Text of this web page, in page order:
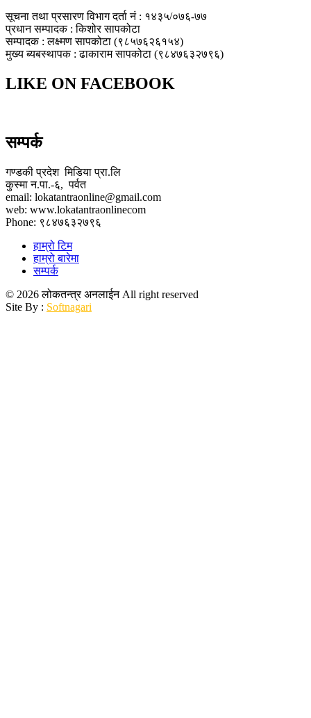
सूचना तथा प्रसारण विभाग दर्ता नं : १४३५/०७६-७७
प्रधान सम्पादक : किशोर सापकोटा
सम्पादक : लक्ष्मण सापकोटा (९८५७६२६१५४)
मुख्य ब्यबस्थापक : ढाकाराम सापकोटा (९८४७६३२७९६)
LIKE ON FACEBOOK
सम्पर्क
गण्डकी प्रदेश मिडिया प्रा.लि
कुस्मा न.पा.-६, पर्वत
email: lokatantraonline@gmail.com
web: www.lokatantraonlinecom
Phone: ९८४७६३२७९६
हाम्रो टिम
हाम्रो बारेमा
सम्पर्क
© 2026 लोकतन्त्र अनलाईन All right reserved
Site By : Softnagari